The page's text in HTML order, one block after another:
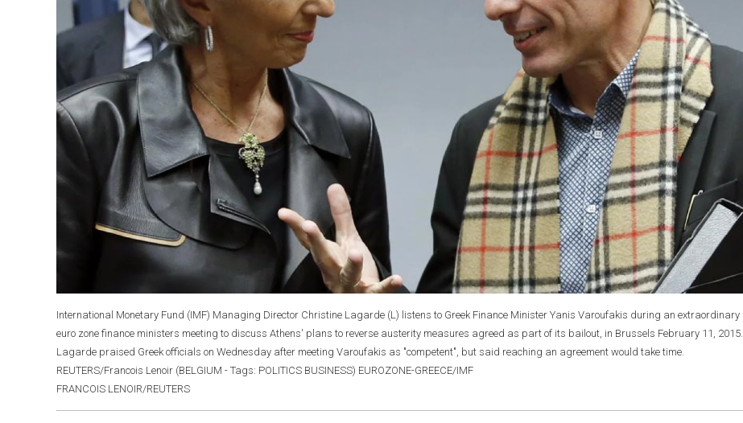
International Monetary Fund (IMF) Managing Director Christine Lagarde (L) listens to Greek Finance Minister Yanis Varoufakis during an extraordinary
euro zone finance ministers meeting to discuss Athens' plans to reverse austerity measures agreed as part of its bailout, in Brussels February 11, 2015.
Lagarde praised Greek officials on Wednesday after meeting Varoufakis as "competent", but said reaching an agreement would take time.
REUTERS/Francois Lenoir (BELGIUM - Tags: POLITICS BUSINESS) EUROZONE-GREECE/IMF
FRANCOIS LENOIR/REUTERS